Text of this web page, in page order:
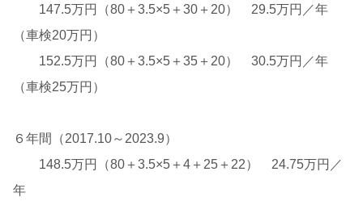
147.5万円（80＋3.5×5＋30＋20） 29.5万円／年
（車検20万円）
152.5万円（80＋3.5×5＋35＋20） 30.5万円／年
（車検25万円）
６年間（2017.10～2023.9）
148.5万円（80＋3.5×5＋4＋25＋22） 24.75万円／
年